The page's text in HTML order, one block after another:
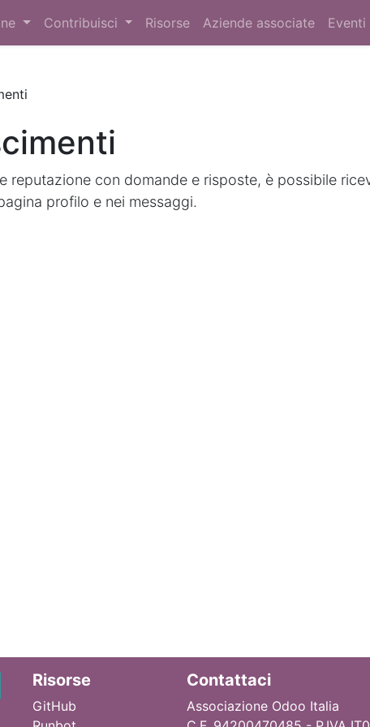
Contribuisci Risorse Aziende associate Eventi
reputazione con domande e risposte, è possibile
profilo e nei messaggi.
Risorse
GitHub
Contattaci
Associazione Odoo Italia